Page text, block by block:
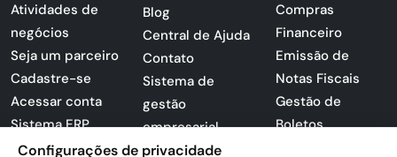
Atividades de
negócios
Seja um parceiro
Cadastre-se
Acessar conta
Sistema ERP
Apresentação
Blog
Central de Ajuda
Contato
Sistema de
gestão
empresarial
Sistema para
Compras
Financeiro
Emissão de
Notas Fiscais
Gestão de
Boletos
Configurações de privacidade